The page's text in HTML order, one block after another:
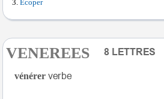
Écoper
VENEREES
vénérer